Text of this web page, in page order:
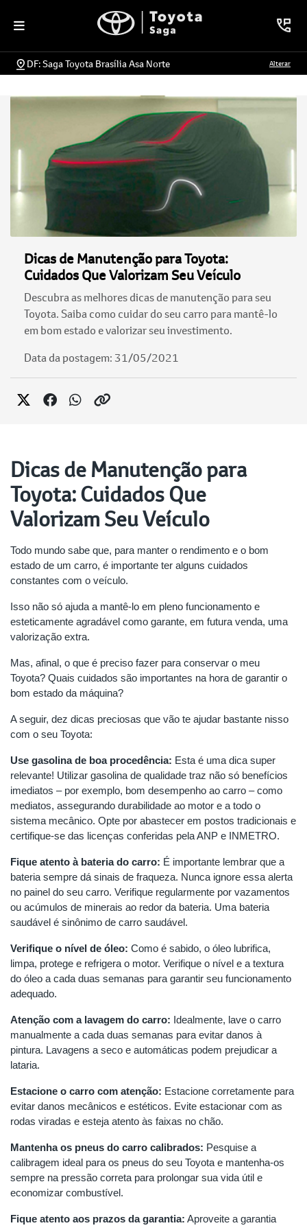
DF: Saga Toyota Brasília Asa Norte Alterar
Dicas de Manutenção para Toyota:
Cuidados Que Valorizam Seu Veículo
Descubra as melhores dicas de manutenção para seu
Toyota. Saiba como cuidar do seu carro para mantê-lo
em bom estado e valorizar seu investimento.
Data da postagem: 31/05/2021
Dicas de Manutenção para
Toyota: Cuidados Que
Valorizam Seu Veículo
Todo mundo sabe que, para manter o rendimento e o bom
estado de um carro, é importante ter alguns cuidados
constantes com o veículo.
Isso não só ajuda a mantê-lo em pleno funcionamento e
esteticamente agradável como garante, em futura venda, uma
valorização extra.
Mas, afinal, o que é preciso fazer para conservar o meu
Toyota? Quais cuidados são importantes na hora de garantir o
bom estado da máquina?
A seguir, dez dicas preciosas que vão te ajudar bastante nisso
com o seu Toyota:
Use gasolina de boa procedência: Esta é uma dica super
relevante! Utilizar gasolina de qualidade traz não só benefícios
imediatos – por exemplo, bom desempenho ao carro – como
mediatos, assegurando durabilidade ao motor e a todo o
sistema mecânico. Opte por abastecer em postos tradicionais e
certifique-se das licenças conferidas pela ANP e INMETRO.
Fique atento à bateria do carro: É importante lembrar que a
bateria sempre dá sinais de fraqueza. Nunca ignore essa alerta
no painel do seu carro. Verifique regularmente por vazamentos
ou acúmulos de minerais ao redor da bateria. Uma bateria
saudável é sinônimo de carro saudável.
Verifique o nível de óleo: Como é sabido, o óleo lubrifica,
limpa, protege e refrigera o motor. Verifique o nível e a textura
do óleo a cada duas semanas para garantir seu funcionamento
adequado.
Atenção com a lavagem do carro: Idealmente, lave o carro
manualmente a cada duas semanas para evitar danos à
pintura. Lavagens a seco e automáticas podem prejudicar a
lataria.
Estacione o carro com atenção: Estacione corretamente para
evitar danos mecânicos e estéticos. Evite estacionar com as
rodas viradas e esteja atento às faixas no chão.
Mantenha os pneus do carro calibrados: Pesquise a
calibragem ideal para os pneus do seu Toyota e mantenha-os
sempre na pressão correta para prolongar sua vida útil e
economizar combustível.
Fique atento aos prazos da garantia: Aproveite a garantia